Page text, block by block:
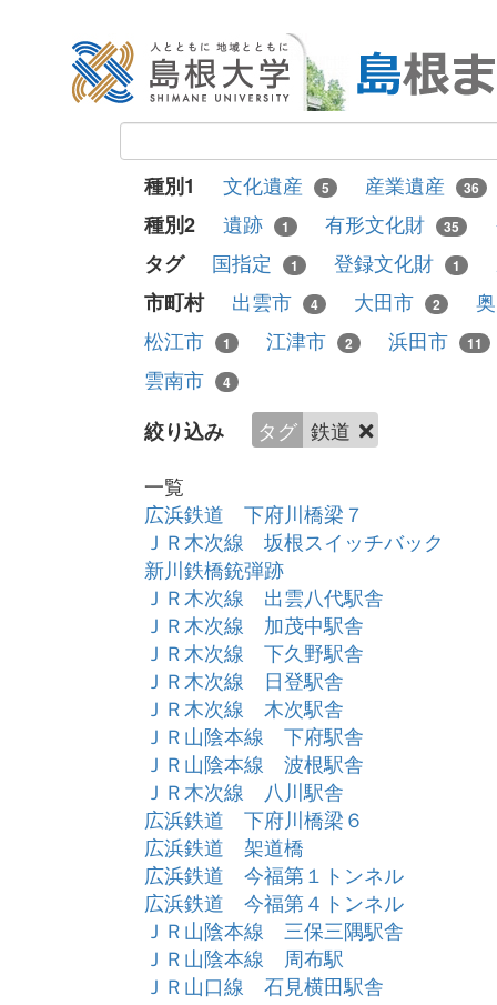
種別1 文化遺産 5 産業遺産 36
種別2 遺跡 1 有形文化財 35
タグ
国指定 1 登録文化財 1
市町村
出雲市 4 大田市 2
松江市
1 江津市 2 浜田市 11
雲南市 4
絞り込み タグ 鉄道
一覧
広浜鉄道 下府川橋梁７
ＪＲ木次線 坂根スイッチバック
新川鉄橋銃弾跡
ＪＲ木次線 出雲八代駅舎
ＪＲ木次線 加茂中駅舎
ＪＲ木次線 下久野駅舎
ＪＲ木次線 日登駅舎
ＪＲ木次線 木次駅舎
ＪＲ山陰本線 下府駅舎
ＪＲ山陰本線 波根駅舎
ＪＲ木次線 八川駅舎
広浜鉄道 下府川橋梁６
広浜鉄道 架道橋
広浜鉄道 今福第１トンネル
広浜鉄道 今福第４トンネル
ＪＲ山陰本線 三保三隅駅舎
ＪＲ山陰本線 周布駅
ＪＲ山口線 石見横田駅舎